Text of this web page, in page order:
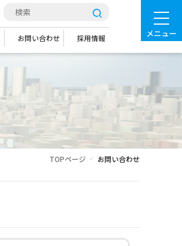
メニュー
お問い合わせ 採用情報
TOPページ お問い合わせ